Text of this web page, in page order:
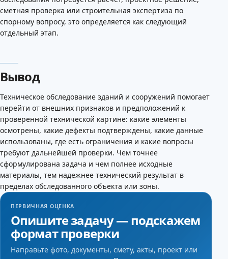
сметная проверка или строительная экспертиза по
спорному вопросу, это определяется как следующий
отдельный этап.
Вывод
Техническое обследование зданий и сооружений помогает
перейти от внешних признаков и предположений к
проверенной технической картине: какие элементы
осмотрены, какие дефекты подтверждены, какие данные
использованы, где есть ограничения и какие вопросы
требуют дальнейшей проверки. Чем точнее
сформулирована задача и чем полнее исходные
материалы, тем надежнее технический результат в
пределах обследованного объекта или зоны.
ПЕРВИЧНАЯ ОЦЕНКА
Опишите задачу — подскажем
формат проверки
Направьте фото, документы, смету, акты, проект или